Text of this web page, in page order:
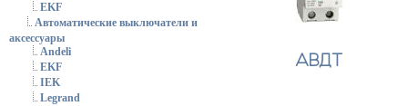
EKF
Автоматические выключатели и
аксессуары
Andeli
EKF
IEK
Legrand
АВДТ